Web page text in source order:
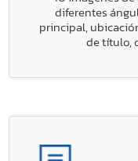
diferentes
principal,
de título,